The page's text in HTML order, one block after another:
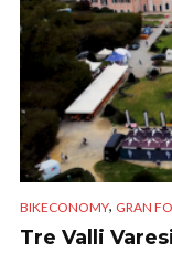
BIKECONOMY, GRAN
Tre Valli